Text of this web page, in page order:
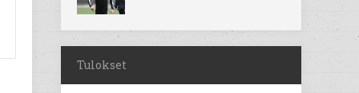
Tulokset